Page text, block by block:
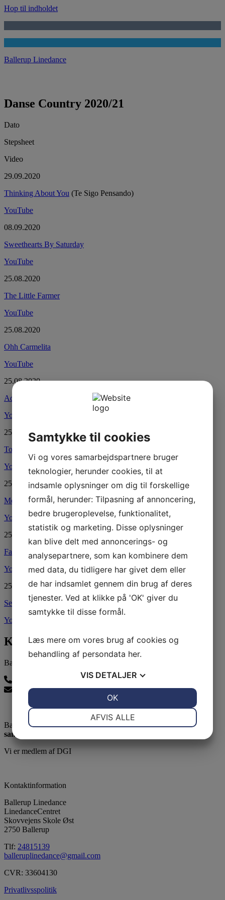
Hop til indholdet
Ballerup Linedance
Danse Country 2020/21
Dato
Stepsheet
Video
29.09.2020
Thinking About You (Te Sigo Pensando)
YouTube
08.09.2020
Sweethearts By Saturday
YouTube
25.08.2020
The Little Farmer
YouTube
25.08.2020
Ohh Carmelita
YouTube
25.08.2020
Adalaida
YouTube
25.08.2020
Touch Of Mexico
YouTube
25.08.2020
Me And Bobby McGee
YouTube
25.08.2020
Favorite Bands
YouTube
25.08.2020
Send Me a Letter Amanda
YouTube
Kontakt os
Ballerup Linedance
balleruplinedance@gmail.com
Ballerup Linedance er klubben uden stræben men med:
samvær - glæde - motion
Vi er medlem af DGI
Kontaktinformation
Ballerup Linedance
LinedanceCentret
Skovvejens Skole Øst
2750 Ballerup
Tlf: 24815139
balleruplinedance@gmail.com
CVR: 33604130
Privatlivsspolitik
Samtykke til cookies
Vi og vores samarbejdspartnere bruger
teknologier, herunder cookies, til at
indsamle oplysninger om dig til forskellige
formål, herunder: Tilpasning af annoncering,
bedre brugeroplevelse, funktionalitet,
statistik og marketing. Disse oplysninger
kan blive delt med annoncerings- og
analysepartnere, som kan kombinere dem
med data, du tidligere har givet dem eller
de har indsamlet gennem din brug af deres
tjenester. Ved at klikke på 'OK' giver du
samtykke til disse formål.
Læs mere om vores brug af cookies og
behandling af persondata her.
VIS DETALJER
MARKETING
AFVIS ALLE
OK